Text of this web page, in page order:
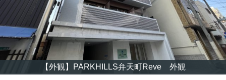
【外観】PARKHILLS弁天町Reve 外観